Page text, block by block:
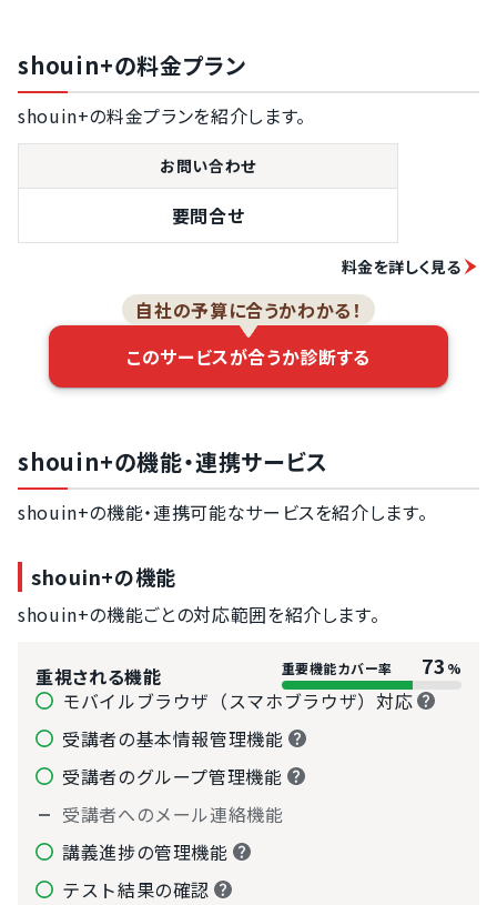
テスト結果の確
認
学習傾向の分析
機能
録機能
PDFファイル対
動画ファイル対
教材作成の機能
教材作成の支援
shouin+の料金プラン
shouin+の料金プランを紹介します。
お問い合わせ
要問合せ
料金を詳しく見る
自社の予算に合うかわかる！
このサービスが合うか診断する
shouin+の機能・連携サービス
shouin+の機能・連携可能なサービスを紹介します。
shouin+の機能
shouin+の機能ごとの対応範囲を紹介します。
重視される機能 重要機能カバー率 73 %
モバイルブラウザ（スマホブラウザ）対応
受講者の基本情報管理機能
受講者のグループ管理機能
受講者へのメール連絡機能
講義進捗の管理機能
テスト結果の確認